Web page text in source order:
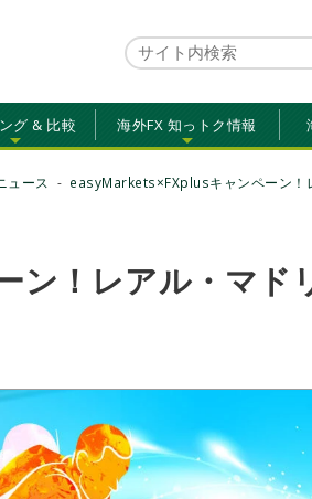
グ & 比較 海外FX 知っトク情報
ュース easyMarkets×FXplusキャンペーン！
！レアル・マド